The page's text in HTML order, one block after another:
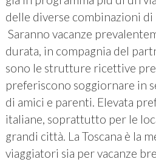
delle diverse combinazioni di
Saranno vacanze
durata, in compagnia del
sono le strutture ricettive
preferiscono soggiornare in
di amici e parenti. Elevata
italiane, soprattutto per le
grandi città. La Toscana è la
viaggiatori sia per vacanze